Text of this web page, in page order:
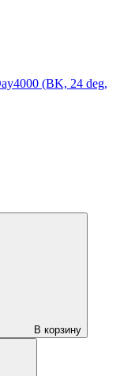
(BK, 24 deg,
В корзину